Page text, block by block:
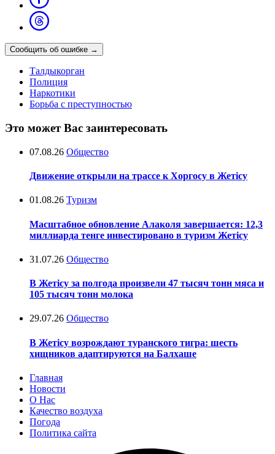
Сообщить об ошибке →
Талдыкорган
Полиция
Наркотики
Борьба с преступностью
Это может Вас заинтересовать
07.08.26 Общество
Движение открыли на трассе к Хоргосу в Жетісу
01.08.26 Туризм
Масштабное обновление Алаколя завершается: 12,3
миллиарда тенге инвестировано в туризм Жетісу
31.07.26 Общество
В Жетісу за полгода произвели 47 тысяч тонн мяса и
105 тысяч тонн молока
29.07.26 Общество
В Жетісу возрождают туранского тигра: шесть
хищников адаптируются на Балхаше
Главная
Новости
О Нас
Качество воздуха
Погода
Политика сайта